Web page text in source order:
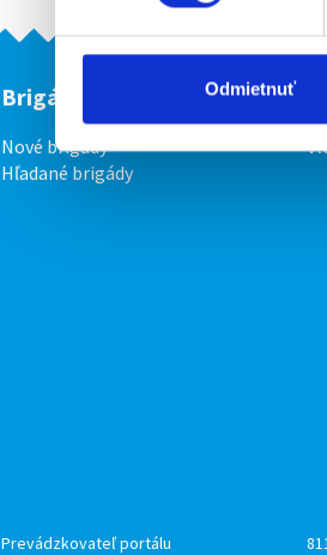
Odmietnuť
Brigádnici
Nové brigády
Hľadané brigády
Prevádzkovateľ portálu